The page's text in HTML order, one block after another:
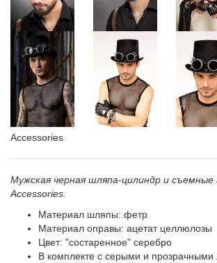
Accessories
Мужская черная шляпа-цилиндр и съемные
Accessories.
Материал шляпы: фетр
Материал оправы: ацетат целлюлозы
Цвет: "состаренное" серебро
В комплекте с серыми и прозрачными